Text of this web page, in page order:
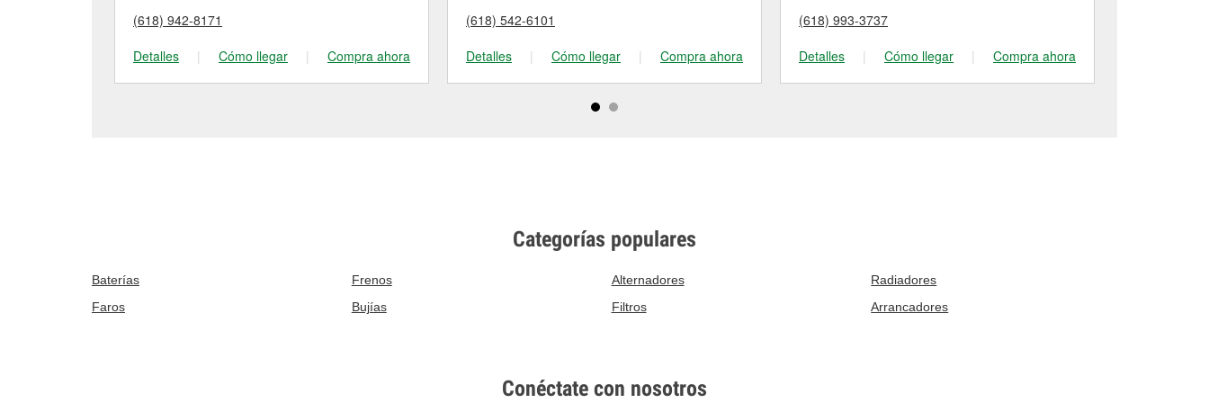
(618) 942-8171
Detalles
| Cómo llegar | Compra ahora
(618) 542-6101
Detalles
| Cómo llegar | Compra ahora
(618) 993-3737
Detalles
| Cómo llegar | Compra ahora
Categorías populares
Baterías Frenos Alternadores
Radiadores
Faros
Bujías Filtros Arrancadores
Conéctate con nosotros